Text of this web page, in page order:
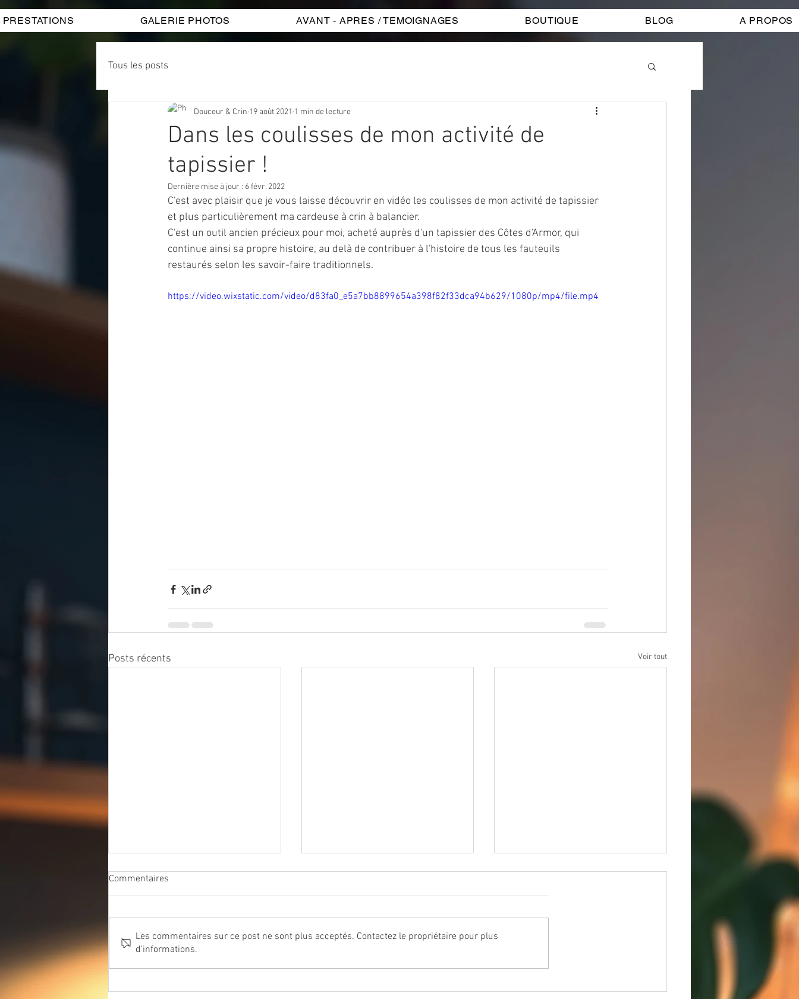
PRESTATIONS GALERIE PHOTOS AVANT - APRES / TEMOIGNAGES BOUTIQUE BLOG A PROPOS
Tous les posts
Dans les coulisses de mon activité de
tapissier !
Douceur & Crin 19 août 2021 1 min de lecture
Dernière mise à jour : 6 févr. 2022
C'est avec plaisir que je vous laisse découvrir en vidéo les coulisses de mon activité de tapissier
et plus particulièrement ma cardeuse à crin à balancier.
C'est un outil ancien précieux pour moi, acheté auprès d'un tapissier des Côtes d'Armor, qui
continue ainsi sa propre histoire, au delà de contribuer à l'histoire de tous les fauteuils
restaurés selon les savoir-faire traditionnels.
https://video.wixstatic.com/video/d83fa0_e5a7bb8899654a398f82f33dca94b629/1080p/mp4/file.mp4
Posts récents Voir tout
Suspension Art Déco
Fauteuil d'époque dossier
Commentaires
Les commentaires sur ce post ne sont plus acceptés. Contactez le propriétaire pour plus
d'informations.